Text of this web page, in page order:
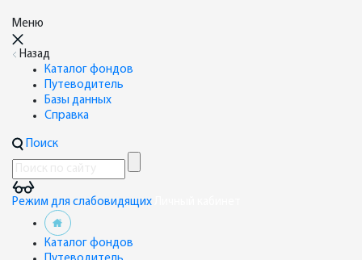
Меню
Назад
Каталог фондов
Путеводитель
Базы данных
Справка
Поиск
Режим для слабовидящих
Каталог фондов